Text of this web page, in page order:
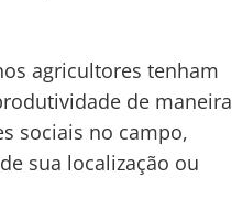
agricultores tenham
de maneira
sociais no campo,
sua localização ou